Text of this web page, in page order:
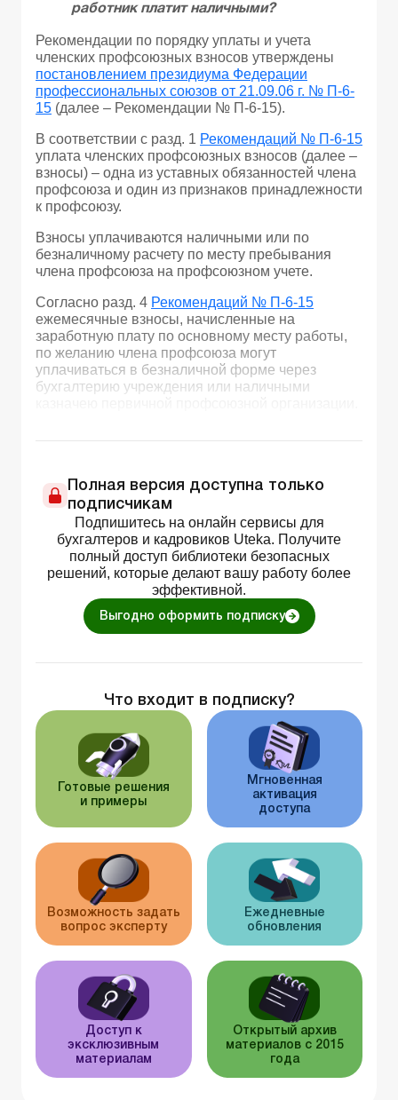
работник платит наличными?
Рекомендации по порядку уплаты и учета
членских профсоюзных взносов утверждены
постановлением президиума Федерации
профессиональных союзов от 21.09.06 г. № П-6-
15 (далее – Рекомендации № П-6-15).
В соответствии с разд. 1 Рекомендаций № П-6-15
уплата членских профсоюзных взносов (далее –
взносы) – одна из уставных обязанностей члена
профсоюза и один из признаков принадлежности
к профсоюзу.
Взносы уплачиваются наличными или по
безналичному расчету по месту пребывания
члена профсоюза на профсоюзном учете.
Согласно разд. 4 Рекомендаций № П-6-15
ежемесячные взносы, начисленные на
заработную плату по основному месту работы,
по желанию члена профсоюза могут
уплачиваться в безналичной форме через
бухгалтерию учреждения или наличными
Полная версия доступна только
подписчикам
Подпишитесь на онлайн сервисы для
бухгалтеров и кадровиков Uteka. Получите
полный доступ библиотеки безопасных
решений, которые делают вашу работу более
эффективной.
Выгодно оформить подписку
Что входит в подписку?
Готовые решения
и примеры
Мгновенная
активация
доступа
Возможность задать
вопрос эксперту
Ежедневные
обновления
Доступ к
эксклюзивным
материалам
Открытый архив
материалов с 2015
года